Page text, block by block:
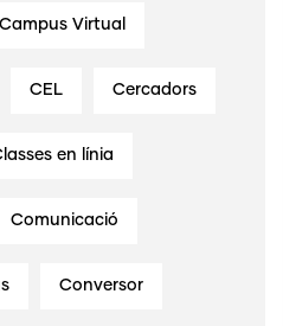
Campus Virtual
CEL Cercadors
en línia
Comunicació
Conversor